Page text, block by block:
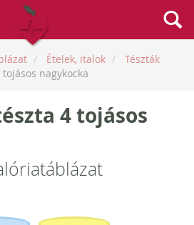
Ételek, italok
Tészták
nagykocka
4 tojásos